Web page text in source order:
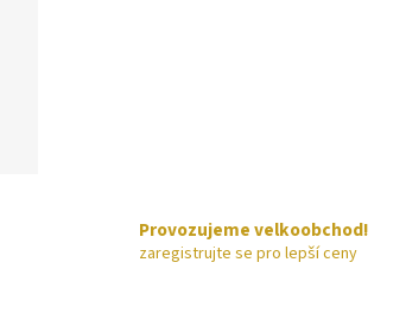
Provozujeme velkoobchod!
zaregistrujte se pro lepší ceny